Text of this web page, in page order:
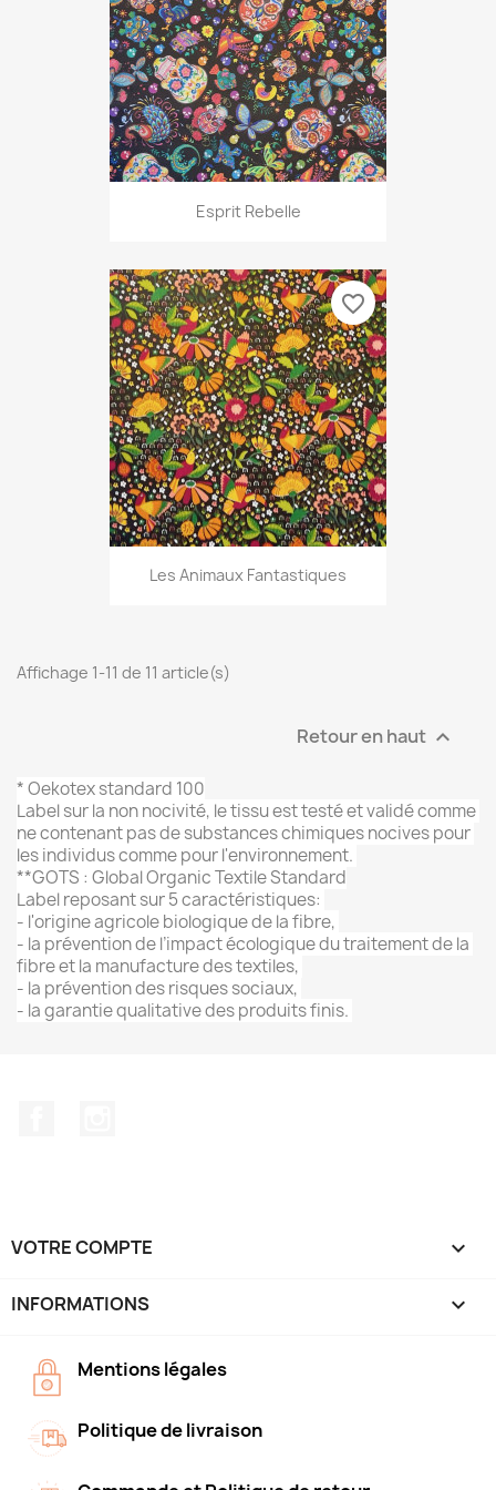
Esprit Rebelle
Les Animaux Fantastiques
favorite_border
Affichage 1-11 de 11 article(s)
Retour en haut 
* Oekotex standard 100
Label sur la non nocivité, le tissu est testé et validé comme
ne contenant pas de substances chimiques nocives pour
les individus comme pour l'environnement.
**GOTS : Global Organic Textile Standard
Label reposant sur 5 caractéristiques:
- l'origine agricole biologique de la fibre,
- la prévention de l’impact écologique du traitement de la
fibre et la manufacture des textiles,
- la prévention des risques sociaux,
- la garantie qualitative des produits finis.
VOTRE COMPTE 
INFORMATIONS keyboard_arrow_down
Mentions légales
Politique de livraison